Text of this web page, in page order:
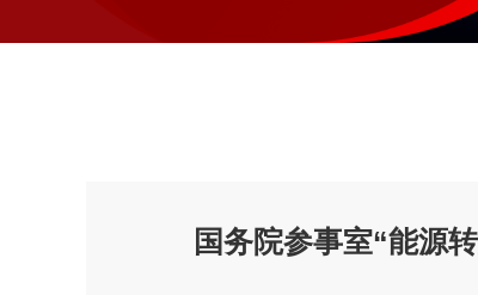
国务院参事室“能源